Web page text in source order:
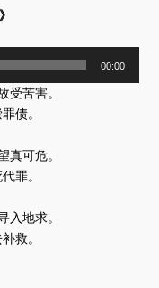
00:00
受苦害。
债。
真可危。
罪。
入地求。
救。